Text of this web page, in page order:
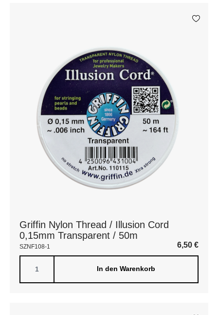
Griffin Nylon Thread / Illusion Cord
0,15mm Transparent / 50m
SZNF108-1 6,50 €
In den Warenkorb